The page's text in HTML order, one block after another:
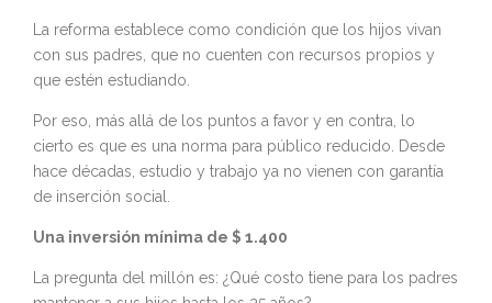
La reforma establece como condición que los hijos vivan
con sus padres, que no cuenten con recursos propios y
que estén estudiando.
Por eso, más allá de los puntos a favor y en contra, lo
cierto es que es una norma para público reducido. Desde
hace décadas, estudio y trabajo ya no vienen con garantía
de inserción social.
Una inversión mínima de $ 1.400
La pregunta del millón es: ¿Qué costo tiene para los padres